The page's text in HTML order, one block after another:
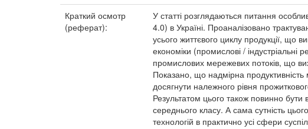
Краткий осмотр
(реферат):
У статті розглядаються питання
4.0) в Україні. Проаналізовано
усього життєвого циклу продукції, що
економіки (промислові /
промислових мережевих потоків, що
Показано, що надмірна продуктивність
досягнути належного рівня
Результатом цього також повинно
середнього класу. А сама сутність
технологій в практично усі сфери